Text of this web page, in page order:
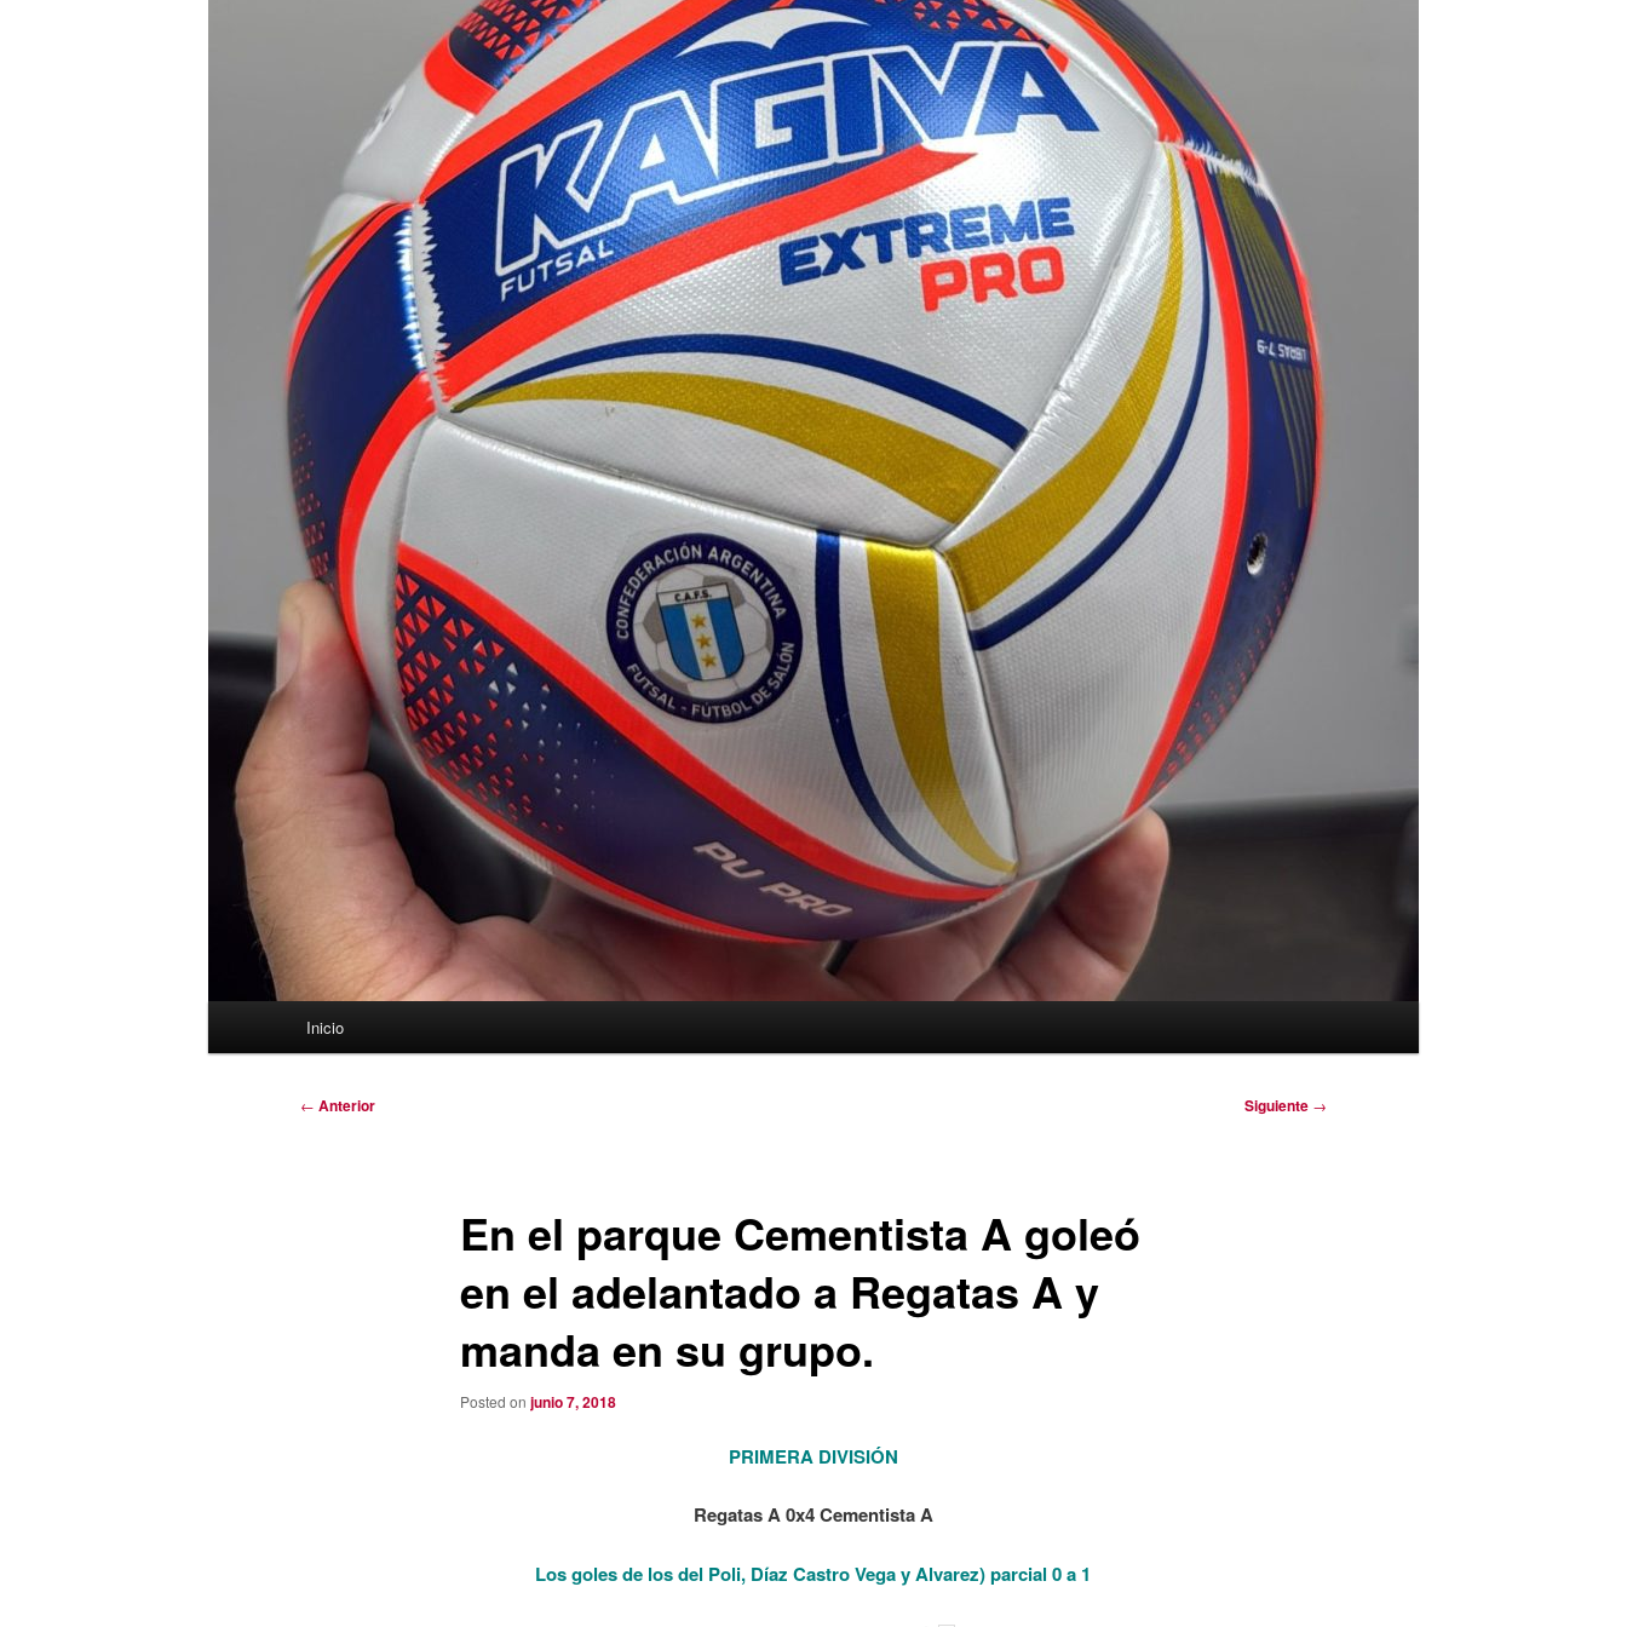
Inicio
Navegación
← Anterior Siguiente →
En el parque Cementista A goleó
en el adelantado a Regatas A y
manda en su grupo.
Posted on junio 7, 2018
PRIMERA DIVISIÓN
Regatas A 0x4 Cementista A
Los goles de los del Poli, Díaz Castro Vega y Alvarez) parcial 0 a 1